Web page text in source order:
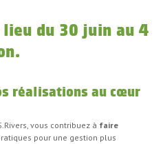
lieu du 30 juin au 4
réalisations au cœur
vous contribuez à faire
pour une gestion plus